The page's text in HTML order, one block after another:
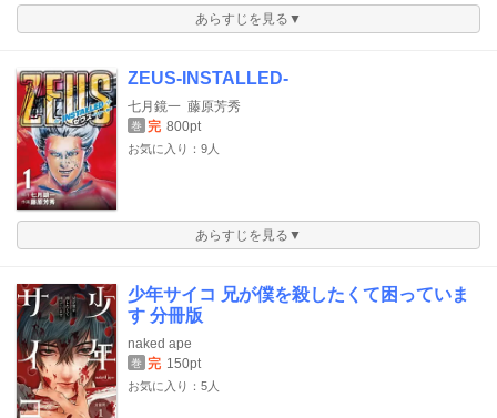
あらすじを見る▼
ZEUS-INSTALLED-
七月鏡一 藤原芳秀
巻 完 800pt
お気に入り：9人
あらすじを見る▼
少年サイコ 兄が僕を殺したくて困っていま
す 分冊版
naked ape
巻 完 150pt
お気に入り：5人